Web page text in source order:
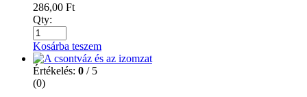
286,00 Ft
Qty:
Kosárba teszem
Értékelés: 0 / 5
(0)